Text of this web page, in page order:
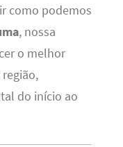
como podemos
, nossa
o melhor
do início ao